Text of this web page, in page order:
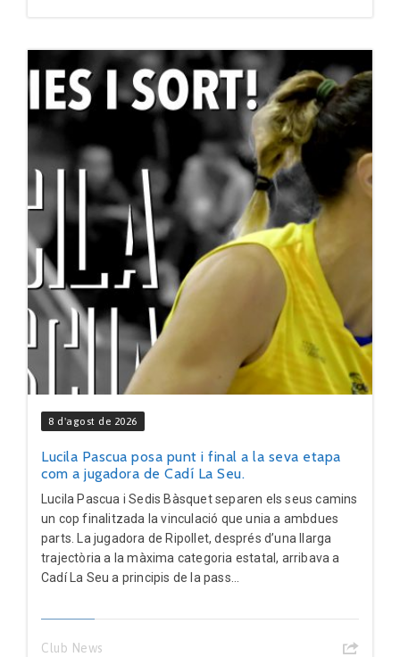
8 d'agost de 2026
Lucila Pascua posa punt i final a la seva etapa
com a jugadora de Cadí La Seu.
Lucila Pascua i Sedis Bàsquet separen els seus camins
un cop finalitzada la vinculació que unia a ambdues
parts. La jugadora de Ripollet, després d’una llarga
trajectòria a la màxima categoria estatal, arribava a
Cadí La Seu a principis de la pass...
Club News